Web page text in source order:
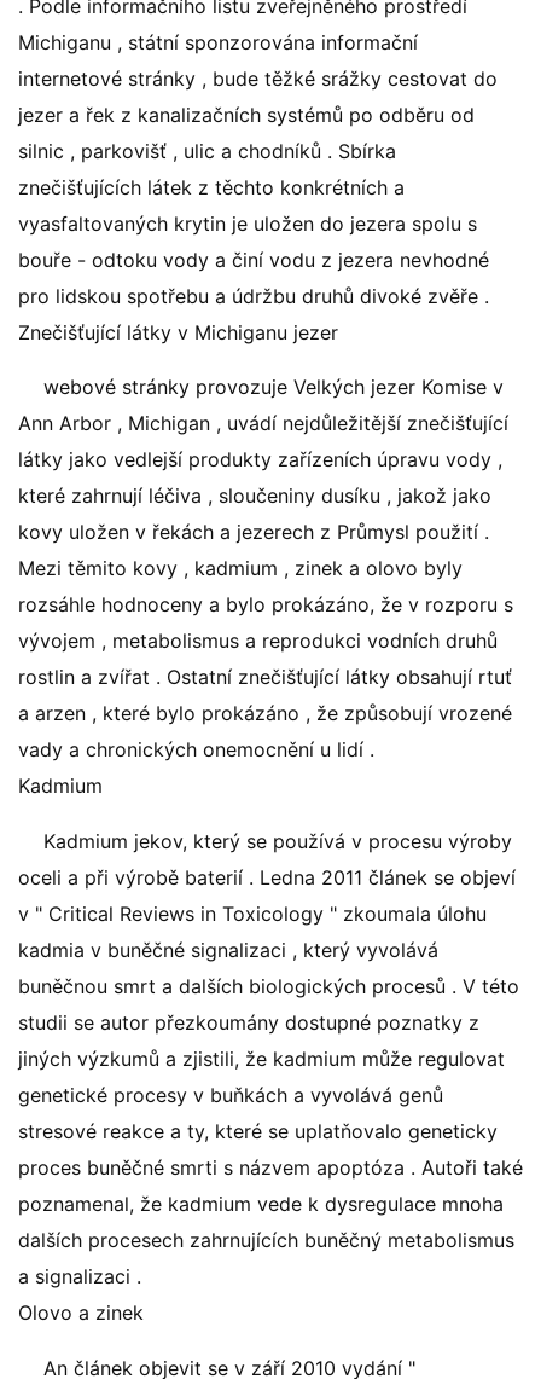
. Podle informačního listu zveřejněného prostředí
Michiganu , státní sponzorována informační
internetové stránky , bude těžké srážky cestovat do
jezer a řek z kanalizačních systémů po odběru od
silnic , parkovišť , ulic a chodníků . Sbírka
znečišťujících látek z těchto konkrétních a
vyasfaltovaných krytin je uložen do jezera spolu s
bouře - odtoku vody a činí vodu z jezera nevhodné
pro lidskou spotřebu a údržbu druhů divoké zvěře .
Znečišťující látky v Michiganu jezer
webové stránky provozuje Velkých jezer Komise v
Ann Arbor , Michigan , uvádí nejdůležitější znečišťující
látky jako vedlejší produkty zařízeních úpravu vody ,
které zahrnují léčiva , sloučeniny dusíku , jakož jako
kovy uložen v řekách a jezerech z Průmysl použití .
Mezi těmito kovy , kadmium , zinek a olovo byly
rozsáhle hodnoceny a bylo prokázáno, že v rozporu s
vývojem , metabolismus a reprodukci vodních druhů
rostlin a zvířat . Ostatní znečišťující látky obsahují rtuť
a arzen , které bylo prokázáno , že způsobují vrozené
vady a chronických onemocnění u lidí .
Kadmium
Kadmium jekov, který se používá v procesu výroby
oceli a při výrobě baterií . Ledna 2011 článek se objeví
v " Critical Reviews in Toxicology " zkoumala úlohu
kadmia v buněčné signalizaci , který vyvolává
buněčnou smrt a dalších biologických procesů . V této
studii se autor přezkoumány dostupné poznatky z
jiných výzkumů a zjistili, že kadmium může regulovat
genetické procesy v buňkách a vyvolává genů
stresové reakce a ty, které se uplatňovalo geneticky
proces buněčné smrti s názvem apoptóza . Autoři také
poznamenal, že kadmium vede k dysregulace mnoha
dalších procesech zahrnujících buněčný metabolismus
a signalizaci .
Olovo a zinek
An článek objevit se v září 2010 vydání "